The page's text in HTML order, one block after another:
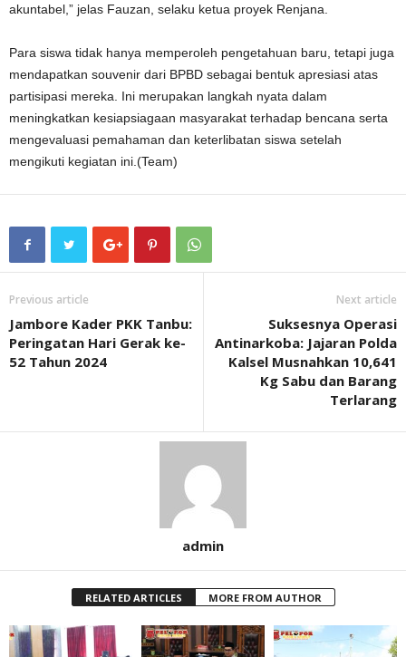
akuntabel,” jelas Fauzan, selaku ketua proyek Renjana.
Para siswa tidak hanya memperoleh pengetahuan baru, tetapi juga
mendapatkan souvenir dari BPBD sebagai bentuk apresiasi atas
partisipasi mereka. Ini merupakan langkah nyata dalam
meningkatkan kesiapsiagaan masyarakat terhadap bencana serta
mengevaluasi pemahaman dan keterlibatan siswa setelah
mengikuti kegiatan ini.(Team)
Previous article
Jambore Kader PKK Tanbu:
Peringatan Hari Gerak ke-
52 Tahun 2024
Next article
Suksesnya Operasi
Antinarkoba: Jajaran Polda
Kalsel Musnahkan 10,641
Kg Sabu dan Barang
Terlarang
admin
RELATED ARTICLES MORE FROM AUTHOR